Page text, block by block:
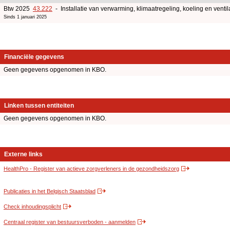
Btw 2025 43.222 - Installatie van verwarming, klimaatregeling, koeling en
Sinds 1 januari 2025
Financiële gegevens
Geen gegevens opgenomen in KBO.
Linken tussen entiteiten
Geen gegevens opgenomen in KBO.
Externe links
HealthPro - Register van actieve zorgverleners in de gezondheidszorg
Publicaties in het Belgisch Staatsblad
Check inhoudingsplicht
Centraal register van bestuursverboden - aanmelden